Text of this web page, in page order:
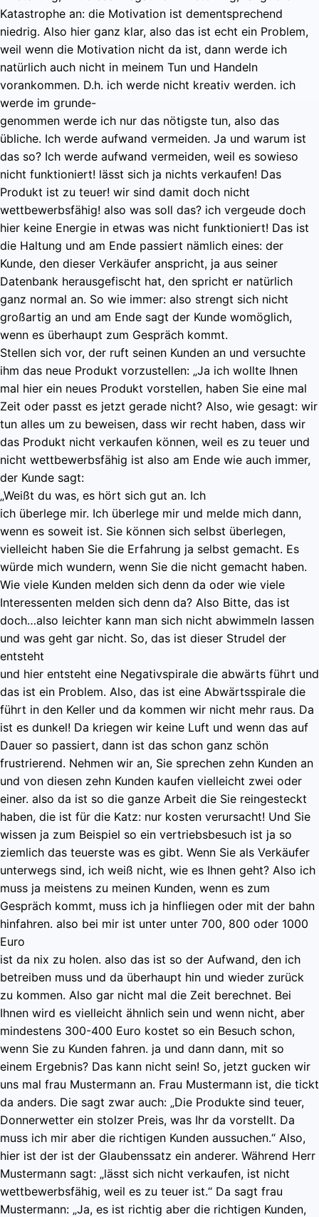
Katastrophe an: die Motivation ist dementsprechend
niedrig. Also hier ganz klar, also das ist echt ein Problem,
weil wenn die Motivation nicht da ist, dann werde ich
natürlich auch nicht in meinem Tun und Handeln
vorankommen. D.h. ich werde nicht kreativ werden. ich
werde im grunde-
genommen werde ich nur das nötigste tun, also das
übliche. Ich werde aufwand vermeiden. Ja und warum ist
das so? Ich werde aufwand vermeiden, weil es sowieso
nicht funktioniert! lässt sich ja nichts verkaufen! Das
Produkt ist zu teuer! wir sind damit doch nicht
wettbewerbsfähig! also was soll das? ich vergeude doch
hier keine Energie in etwas was nicht funktioniert! Das ist
die Haltung und am Ende passiert nämlich eines: der
Kunde, den dieser Verkäufer anspricht, ja aus seiner
Datenbank herausgefischt hat, den spricht er natürlich
ganz normal an. So wie immer: also strengt sich nicht
großartig an und am Ende sagt der Kunde womöglich,
wenn es überhaupt zum Gespräch kommt.
Stellen sich vor, der ruft seinen Kunden an und versuchte
ihm das neue Produkt vorzustellen: „Ja ich wollte Ihnen
mal hier ein neues Produkt vorstellen, haben Sie eine mal
Zeit oder passt es jetzt gerade nicht? Also, wie gesagt: wir
tun alles um zu beweisen, dass wir recht haben, dass wir
das Produkt nicht verkaufen können, weil es zu teuer und
nicht wettbewerbsfähig ist also am Ende wie auch immer,
der Kunde sagt:
„Weißt du was, es hört sich gut an. Ich
ich überlege mir. Ich überlege mir und melde mich dann,
wenn es soweit ist. Sie können sich selbst überlegen,
vielleicht haben Sie die Erfahrung ja selbst gemacht. Es
würde mich wundern, wenn Sie die nicht gemacht haben.
Wie viele Kunden melden sich denn da oder wie viele
Interessenten melden sich denn da? Also Bitte, das ist
doch…also leichter kann man sich nicht abwimmeln lassen
und was geht gar nicht. So, das ist dieser Strudel der
entsteht
und hier entsteht eine Negativspirale die abwärts führt und
das ist ein Problem. Also, das ist eine Abwärtsspirale die
führt in den Keller und da kommen wir nicht mehr raus. Da
ist es dunkel! Da kriegen wir keine Luft und wenn das auf
Dauer so passiert, dann ist das schon ganz schön
frustrierend. Nehmen wir an, Sie sprechen zehn Kunden an
und von diesen zehn Kunden kaufen vielleicht zwei oder
einer. also da ist so die ganze Arbeit die Sie reingesteckt
haben, die ist für die Katz: nur kosten verursacht! Und Sie
wissen ja zum Beispiel so ein vertriebsbesuch ist ja so
ziemlich das teuerste was es gibt. Wenn Sie als Verkäufer
unterwegs sind, ich weiß nicht, wie es Ihnen geht? Also ich
muss ja meistens zu meinen Kunden, wenn es zum
Gespräch kommt, muss ich ja hinfliegen oder mit der bahn
hinfahren. also bei mir ist unter unter 700, 800 oder 1000
Euro
ist da nix zu holen. also das ist so der Aufwand, den ich
betreiben muss und da überhaupt hin und wieder zurück
zu kommen. Also gar nicht mal die Zeit berechnet. Bei
Ihnen wird es vielleicht ähnlich sein und wenn nicht, aber
mindestens 300-400 Euro kostet so ein Besuch schon,
wenn Sie zu Kunden fahren. ja und dann dann, mit so
einem Ergebnis? Das kann nicht sein! So, jetzt gucken wir
uns mal frau Mustermann an. Frau Mustermann ist, die tickt
da anders. Die sagt zwar auch: „Die Produkte sind teuer,
Donnerwetter ein stolzer Preis, was Ihr da vorstellt. Da
muss ich mir aber die richtigen Kunden aussuchen.“ Also,
hier ist der ist der Glaubenssatz ein anderer. Während Herr
Mustermann sagt: „lässt sich nicht verkaufen, ist nicht
wettbewerbsfähig, weil es zu teuer ist.“ Da sagt frau
Mustermann: „Ja, es ist richtig aber die richtigen Kunden,